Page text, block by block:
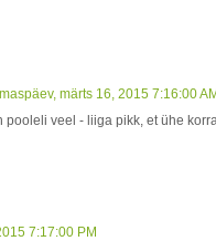
märts 16, 2015 7:16:00
pooleli veel - liiga pikk, et ühe
7:17:00 PM